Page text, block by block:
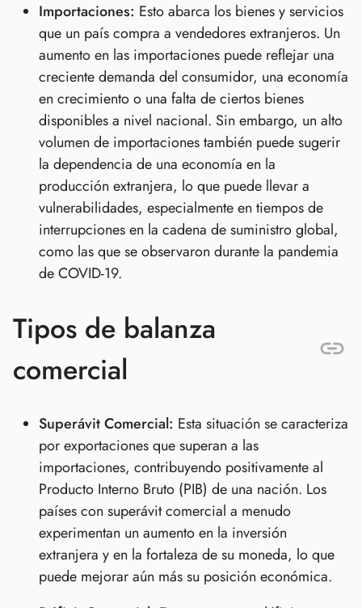
Importaciones: Esto abarca los bienes y servicios
que un país compra a vendedores extranjeros. Un
aumento en las importaciones puede reflejar una
creciente demanda del consumidor, una economía
en crecimiento o una falta de ciertos bienes
disponibles a nivel nacional. Sin embargo, un alto
volumen de importaciones también puede sugerir
la dependencia de una economía en la
producción extranjera, lo que puede llevar a
vulnerabilidades, especialmente en tiempos de
interrupciones en la cadena de suministro global,
como las que se observaron durante la pandemia
de COVID-19.
Tipos de balanza
comercial
Superávit Comercial: Esta situación se caracteriza
por exportaciones que superan a las
importaciones, contribuyendo positivamente al
Producto Interno Bruto (PIB) de una nación. Los
países con superávit comercial a menudo
experimentan un aumento en la inversión
extranjera y en la fortaleza de su moneda, lo que
puede mejorar aún más su posición económica.